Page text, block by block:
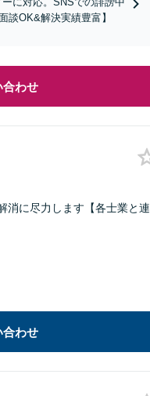
談OK&解決実績豊富】
合わせ
消に尽力します【各士業と連
合わせ